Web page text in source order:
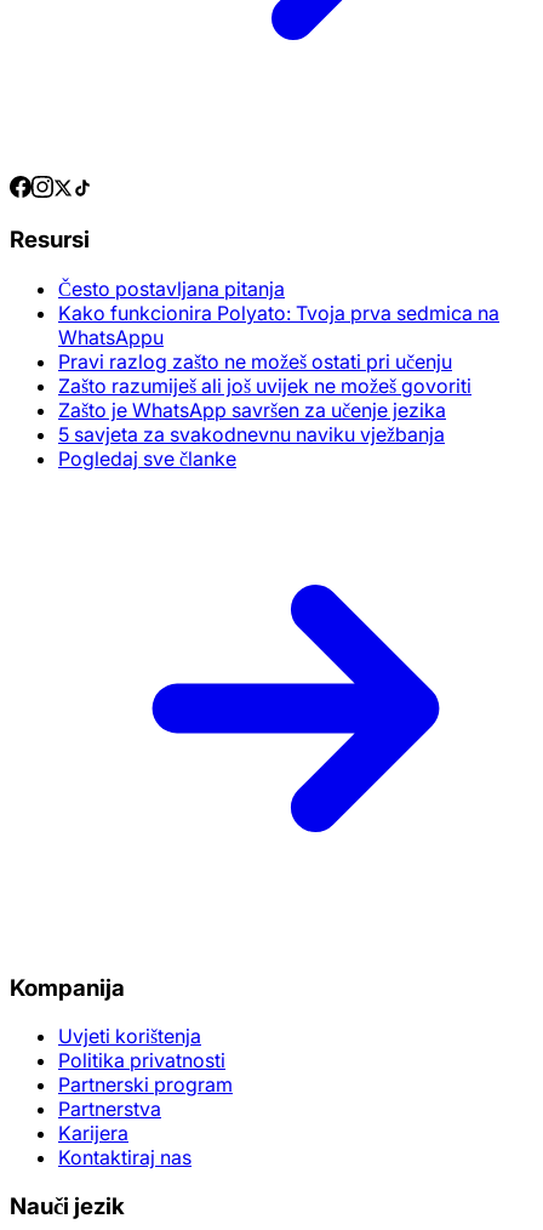
Resursi
Često postavljana pitanja
Kako funkcionira Polyato: Tvoja prva sedmica na
WhatsAppu
Pravi razlog zašto ne možeš ostati pri učenju
Zašto razumiješ ali još uvijek ne možeš govoriti
Zašto je WhatsApp savršen za učenje jezika
5 savjeta za svakodnevnu naviku vježbanja
Pogledaj sve članke
Kompanija
Uvjeti korištenja
Politika privatnosti
Partnerski program
Partnerstva
Karijera
Kontaktiraj nas
Nauči jezik